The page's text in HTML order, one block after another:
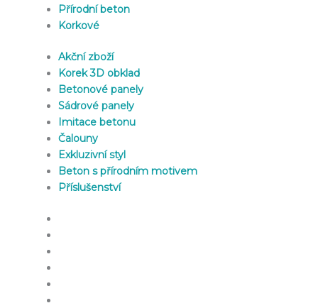
Přírodní beton
Korkové
Akční zboží
Korek 3D obklad
Betonové panely
Sádrové panely
Imitace betonu
Čalouny
Exkluzivní styl
Beton s přírodním motivem
Příslušenství